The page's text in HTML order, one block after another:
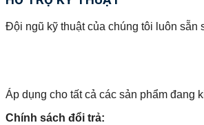
Đội ngũ kỹ thuật của chúng tôi luôn
Áp dụng cho tất cả các sản phẩm đang
Chính sách đổi trả: